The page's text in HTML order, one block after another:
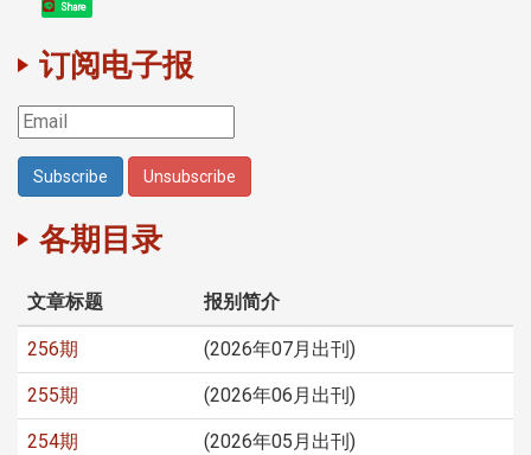
Share
订阅电子报
各期目录
文章标题 报别简介
256期 (2026年07月出刊)
255期 (2026年06月出刊)
254期 (2026年05月出刊)